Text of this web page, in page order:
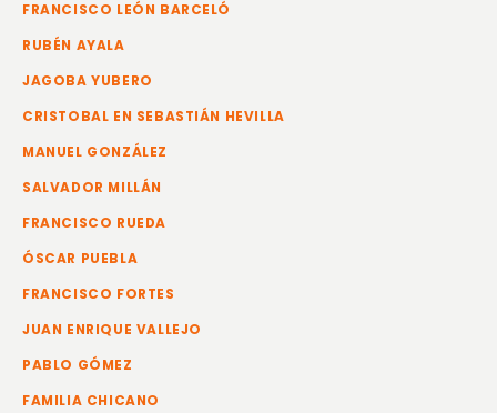
FRANCISCO LEÓN BARCELÓ
RUBÉN AYALA
JAGOBA YUBERO
CRISTOBAL EN SEBASTIÁN HEVILLA
MANUEL GONZÁLEZ
SALVADOR MILLÁN
FRANCISCO RUEDA
ÓSCAR PUEBLA
FRANCISCO FORTES
JUAN ENRIQUE VALLEJO
PABLO GÓMEZ
FAMILIA CHICANO